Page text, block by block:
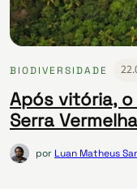
BIODIVERSIDADE
Após vitória,
Serra
por Luan Matheus